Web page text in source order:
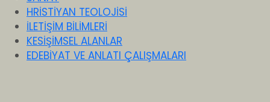
HRİSTİYAN TEOLOJİSİ
İLETİŞİM BİLİMLERİ
KESİŞİMSEL ALANLAR
EDEBİYAT VE ANLATI ÇALIŞMALARI